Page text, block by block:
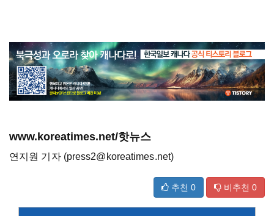
www.koreatimes.net/핫뉴스
연지원 기자 (press2@koreatimes.net)
추천 0 비추천 0